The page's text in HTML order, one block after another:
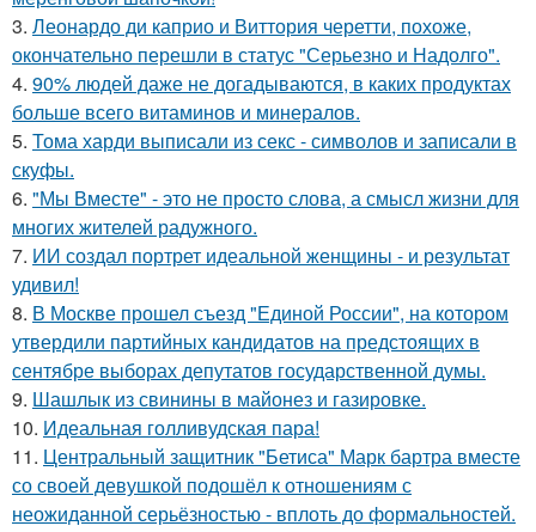
3. Леонардо ди каприо и Виттория черетти, похоже,
окончательно перешли в статус "Серьезно и Надолго".
4. 90% людей даже не догадываются, в каких продуктах
больше всего витаминов и минералов.
5. Тома харди выписали из секс - символов и записали в
скуфы.
6. "Мы Вместе" - это не просто слова, а смысл жизни для
многих жителей радужного.
7. ИИ создал портрет идеальной женщины - и результат
удивил!
8. В Москве прошел съезд "Единой России", на котором
утвердили партийных кандидатов на предстоящих в
сентябре выборах депутатов государственной думы.
9. Шашлык из свинины в майонез и газировке.
10. Идеальная голливудская пара!
11. Центральный защитник "Бетиса" Марк бартра вместе
со своей девушкой подошёл к отношениям с
неожиданной серьёзностью - вплоть до формальностей.